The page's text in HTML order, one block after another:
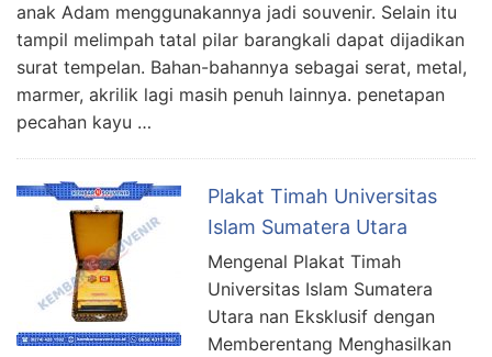
anak Adam menggunakannya jadi souvenir. Selain itu
tampil melimpah tatal pilar barangkali dapat dijadikan
surat tempelan. Bahan-bahannya sebagai serat, metal,
marmer, akrilik lagi masih penuh lainnya. penetapan
pecahan kayu …
Plakat Timah Universitas
Islam Sumatera Utara
Mengenal Plakat Timah
Universitas Islam Sumatera
Utara nan Eksklusif dengan
Memberentang Menghasilkan